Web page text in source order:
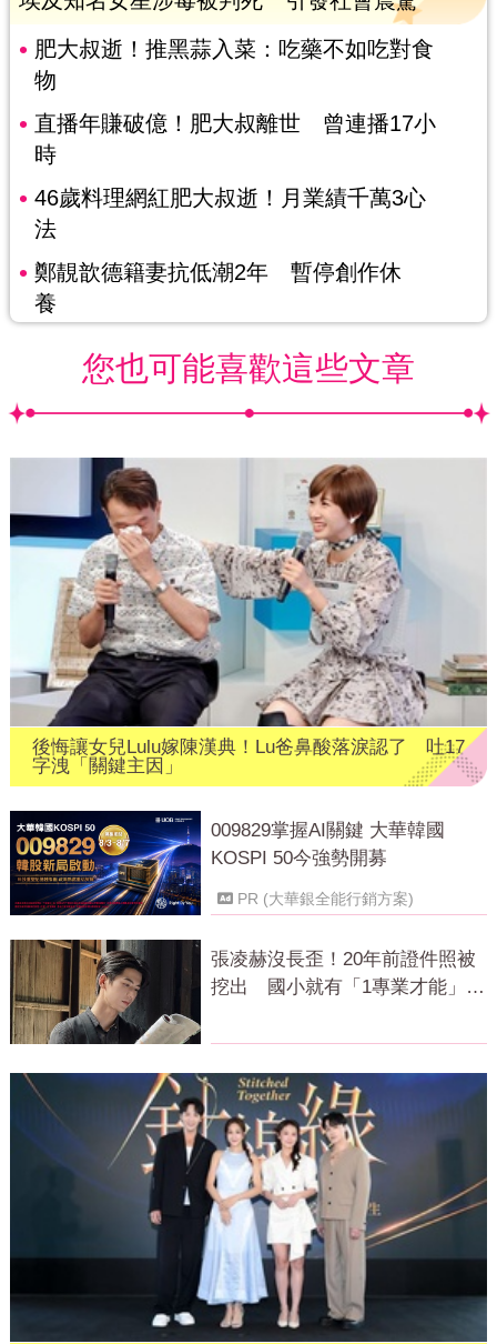
肥大叔逝！推黑蒜入菜：吃藥不如吃對食
物
直播年賺破億！肥大叔離世 曾連播17小
時
46歲料理網紅肥大叔逝！月業績千萬3心
法
鄭靚歆德籍妻抗低潮2年 暫停創作休
養
您也可能喜歡這些文章
後悔讓女兒Lulu嫁陳漢典！Lu爸鼻酸落淚認了 吐17
字洩「關鍵主因」
009829掌握AI關鍵 大華韓國
KOSPI 50今強勢開募
PR (大華銀全能行銷方案)
張凌赫沒長歪！20年前證件照被
挖出 國小就有「1專業才能」震